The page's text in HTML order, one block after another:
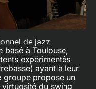
de jazz
basé à Toulouse,
expérimentés
ayant à leur
groupe propose un
du swing